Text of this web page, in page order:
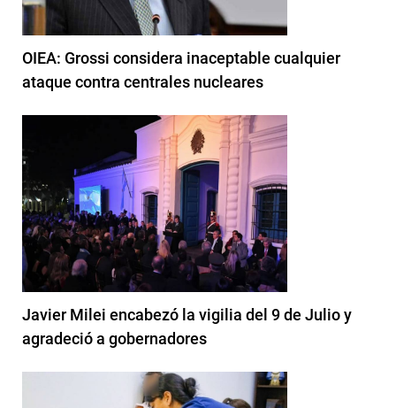
OIEA: Grossi considera inaceptable cualquier
ataque contra centrales nucleares
Javier Milei encabezó la vigilia del 9 de Julio y
agradeció a gobernadores